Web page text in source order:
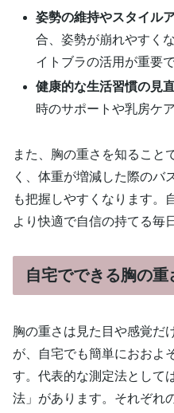
姿勢の維持やスタイル
合、姿勢が崩れやすく
イトブラの活用が重要で
健康的な生活習慣の見
時のサポートや乳房ケ
また、胸の重さを知ること
く、体重が増減した際のバ
も把握しやすくなります。
より快適で自信の持てる毎
自宅でできる胸の
胸の重さは見た目や感覚だ
が、自宅でも簡単におおよ
す。代表的な測定法として
法」があります。それぞれ